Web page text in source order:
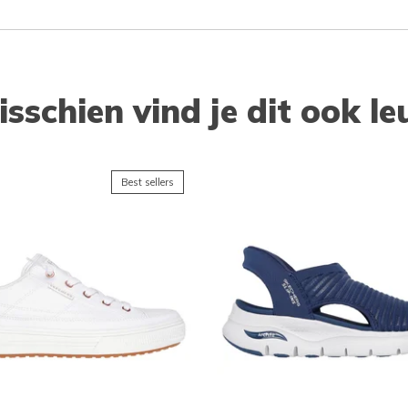
vind je dit ook
Best sellers